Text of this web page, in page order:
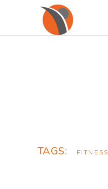
TAGS: FITNESS